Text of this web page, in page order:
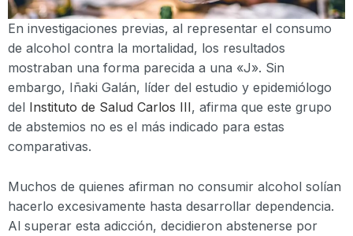
En investigaciones previas, al representar el consumo
de alcohol contra la mortalidad, los resultados
mostraban una forma parecida a una «J». Sin
embargo, Iñaki Galán, líder del estudio y epidemiólogo
del Instituto de Salud Carlos III, afirma que este grupo
de abstemios no es el más indicado para estas
comparativas.
Muchos de quienes afirman no consumir alcohol solían
hacerlo excesivamente hasta desarrollar dependencia.
Al superar esta adicción, decidieron abstenerse por